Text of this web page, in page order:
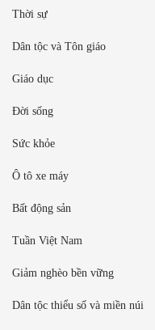
Thời sự
Dân tộc và Tôn giáo
Giáo dục
Đời sống
Sức khỏe
Ô tô xe máy
Bất động sản
Tuần Việt Nam
Giảm nghèo bền vững
Dân tộc thiểu số và miền núi